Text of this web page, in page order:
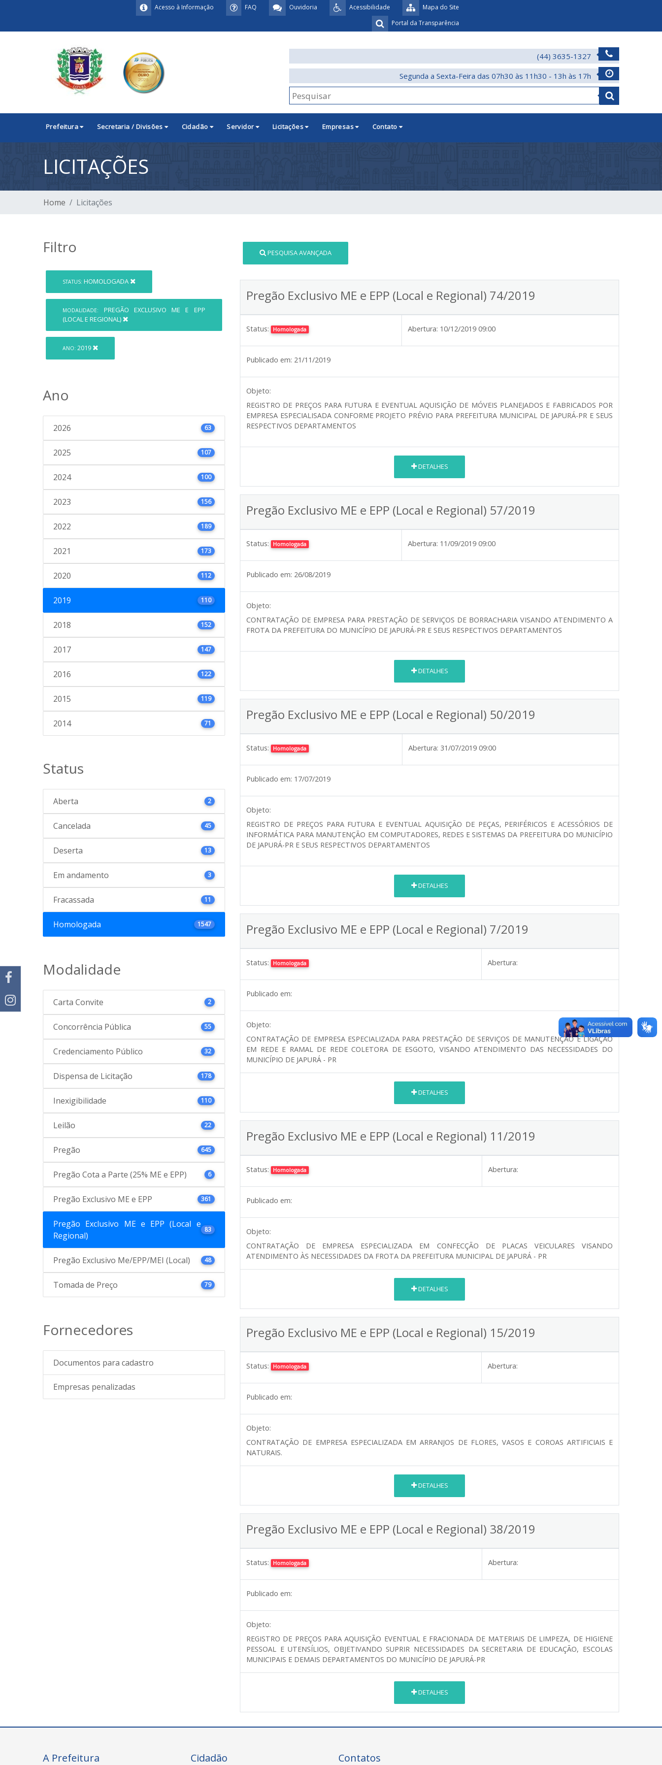
Mapa do Site
Acessibilidade
Ouvidoria
FAQ
Acesso à Informação
Portal da Transparência
(44) 3635-1327
Segunda a Sexta-Feira das 07h30 às 11h30 - 13h às 17h
Prefeitura Secretaria / Divisões Cidadão Servidor Licitações Empresas Contato
LICITAÇÕES
Home Licitações
Filtro
STATUS: HOMOLOGADA
MODALIDADE:
PREGÃO EXCLUSIVO ME E EPP
(LOCAL E REGIONAL)
ANO: 2019
Ano
2026 63
2025 107
2024 100
2023 156
2022 189
2021 173
2020 112
2019 110
2018 152
2017 147
2016 122
2015 119
2014 71
Status
Aberta 2
Cancelada 45
Deserta 13
Em andamento 3
Fracassada 11
Homologada 1547
Modalidade
Carta Convite 2
Concorrência Pública 55
Credenciamento Público 32
Dispensa de Licitação 178
Inexigibilidade 110
Leilão 22
Pregão 645
Pregão Cota a Parte (25% ME e EPP) 6
Pregão Exclusivo ME e EPP 361
Pregão Exclusivo ME e EPP (Local e
Regional)
83
Pregão Exclusivo Me/EPP/MEI (Local) 48
Tomada de Preço 79
Fornecedores
Documentos para cadastro
Empresas penalizadas
PESQUISA AVANÇADA
Pregão Exclusivo ME e EPP (Local e Regional) 74/2019
Status: Homologada Abertura: 10/12/2019 09:00
Publicado em: 21/11/2019
Objeto:
REGISTRO DE PREÇOS PARA FUTURA E EVENTUAL AQUISIÇÃO DE MÓVEIS PLANEJADOS E FABRICADOS POR
EMPRESA ESPECIALISADA CONFORME PROJETO PRÉVIO PARA PREFEITURA MUNICIPAL DE JAPURÁ-PR E SEUS
RESPECTIVOS DEPARTAMENTOS
DETALHES
Pregão Exclusivo ME e EPP (Local e Regional) 57/2019
Status: Homologada Abertura: 11/09/2019 09:00
Publicado em: 26/08/2019
Objeto:
CONTRATAÇÃO DE EMPRESA PARA PRESTAÇÃO DE SERVIÇOS DE BORRACHARIA VISANDO ATENDIMENTO A
FROTA DA PREFEITURA DO MUNICÍPIO DE JAPURÁ-PR E SEUS RESPECTIVOS DEPARTAMENTOS
DETALHES
Pregão Exclusivo ME e EPP (Local e Regional) 50/2019
Status: Homologada Abertura: 31/07/2019 09:00
Publicado em: 17/07/2019
Objeto:
REGISTRO DE PREÇOS PARA FUTURA E EVENTUAL AQUISIÇÃO DE PEÇAS, PERIFÉRICOS E ACESSÓRIOS DE
INFORMÁTICA PARA MANUTENÇÃO EM COMPUTADORES, REDES E SISTEMAS DA PREFEITURA DO MUNICÍPIO
DE JAPURÁ-PR E SEUS RESPECTIVOS DEPARTAMENTOS
DETALHES
Pregão Exclusivo ME e EPP (Local e Regional) 7/2019
Status: Homologada Abertura:
Publicado em:
Objeto:
CONTRATAÇÃO DE EMPRESA ESPECIALIZADA PARA PRESTAÇÃO DE SERVIÇOS DE MANUTENÇÃO E LIGAÇÃO
EM REDE E RAMAL DE REDE COLETORA DE ESGOTO, VISANDO ATENDIMENTO DAS NECESSIDADES DO
MUNICÍPIO DE JAPURÁ - PR
DETALHES
Pregão Exclusivo ME e EPP (Local e Regional) 11/2019
Status: Homologada Abertura:
Publicado em:
Objeto:
CONTRATAÇÃO DE EMPRESA ESPECIALIZADA EM CONFECÇÃO DE PLACAS VEICULARES VISANDO
ATENDIMENTO ÀS NECESSIDADES DA FROTA DA PREFEITURA MUNICIPAL DE JAPURÁ - PR
DETALHES
Pregão Exclusivo ME e EPP (Local e Regional) 15/2019
Status: Homologada Abertura:
Publicado em:
Objeto:
CONTRATAÇÃO DE EMPRESA ESPECIALIZADA EM ARRANJOS DE FLORES, VASOS E COROAS ARTIFICIAIS E
NATURAIS.
DETALHES
Pregão Exclusivo ME e EPP (Local e Regional) 38/2019
Status: Homologada Abertura:
Publicado em:
Objeto:
REGISTRO DE PREÇOS PARA AQUISIÇÃO EVENTUAL E FRACIONADA DE MATERIAIS DE LIMPEZA, DE HIGIENE
PESSOAL E UTENSÍLIOS, OBJETIVANDO SUPRIR NECESSIDADES DA SECRETARIA DE EDUCAÇÃO, ESCOLAS
MUNICIPAIS E DEMAIS DEPARTAMENTOS DO MUNICÍPIO DE JAPURÁ-PR
DETALHES
A Prefeitura Cidadão Contatos